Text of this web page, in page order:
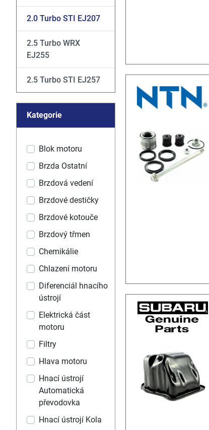
2.0 Turbo STI EJ207
2.5 Turbo WRX
EJ255
2.5 Turbo STI EJ257
Kategorie
Blok motoru
Brzda Ostatní
Brzdová vedení
Brzdové destičky
Brzdové kotouče
Brzdový třmen
Chemikálie
Chlazení motoru
Diferenciál hnacího
ústrojí
Elektrická část
motoru
Filtry
Hlava motoru
Hnací ústrojí
Automatická
převodovka
Hnací ústrojí Kola